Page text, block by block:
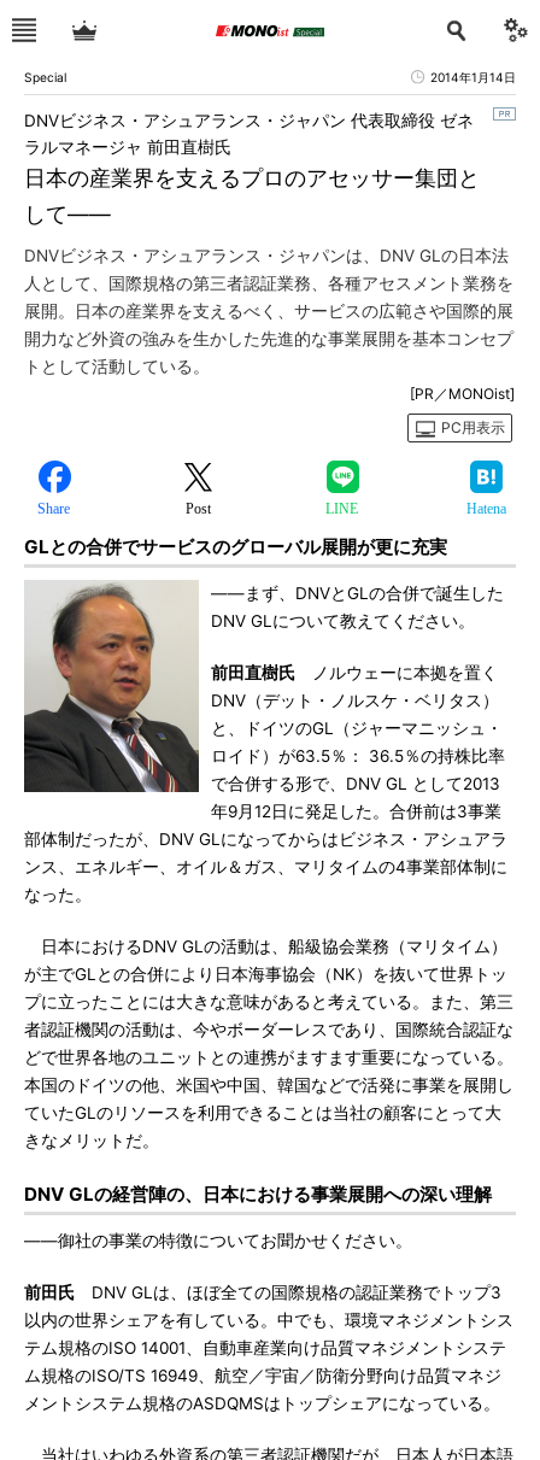
Special 2014年1月14日
日本の産業界を支えるプロのアセッサー集団と
して――
DNVビジネス・アシュアランス・ジャパン 代表取締役 ゼネ
ラルマネージャ 前田直樹氏
DNVビジネス・アシュアランス・ジャパンは、DNV GLの日本法
人として、国際規格の第三者認証業務、各種アセスメント業務を
展開。日本の産業界を支えるべく、サービスの広範さや国際的展
開力など外資の強みを生かした先進的な事業展開を基本コンセプ
トとして活動している。
[PR／MONOist]
PC用表示
Share Post LINE Hatena
GLとの合併でサービスのグローバル展開が更に充実
――まず、DNVとGLの合併で誕生した
DNV GLについて教えてください。
前田直樹氏 ノルウェーに本拠を置く
DNV（デット・ノルスケ・ベリタス）
と、ドイツのGL（ジャーマニッシュ・
ロイド）が63.5％： 36.5％の持株比率
で合併する形で、DNV GL として2013
年9月12日に発足した。合併前は3事業
部体制だったが、DNV GLになってからはビジネス・アシュアラ
ンス、エネルギー、オイル＆ガス、マリタイムの4事業部体制に
なった。
日本におけるDNV GLの活動は、船級協会業務（マリタイム）
が主でGLとの合併により日本海事協会（NK）を抜いて世界トッ
プに立ったことには大きな意味があると考えている。また、第三
者認証機関の活動は、今やボーダーレスであり、国際統合認証な
どで世界各地のユニットとの連携がますます重要になっている。
本国のドイツの他、米国や中国、韓国などで活発に事業を展開し
ていたGLのリソースを利用できることは当社の顧客にとって大
きなメリットだ。
DNV GLの経営陣の、日本における事業展開への深い理解
――御社の事業の特徴についてお聞かせください。
前田氏 DNV GLは、ほぼ全ての国際規格の認証業務でトップ3
以内の世界シェアを有している。中でも、環境マネジメントシス
テム規格のISO 14001、自動車産業向け品質マネジメントシステ
ム規格のISO/TS 16949、航空／宇宙／防衛分野向け品質マネジ
メントシステム規格のASDQMSはトップシェアになっている。
当社はいわゆる外資系の第三者認証機関だが、日本人が日本語